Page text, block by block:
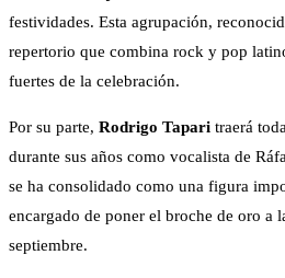
festividades. Esta agrupación,
repertorio que combina rock y pop
fuertes de la celebración.
Por su parte, Rodrigo Tapari traerá
durante sus años como vocalista de
se ha consolidado como una figura
encargado de poner el broche de oro a
septiembre.